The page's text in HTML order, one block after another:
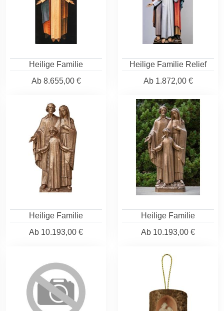
Heilige Familie
Ab8.655,00 €
Heilige Familie Relief
Ab1.872,00 €
Heilige Familie
Ab 10.193,00 €
Heilige Familie
Ab 10.193,00 €